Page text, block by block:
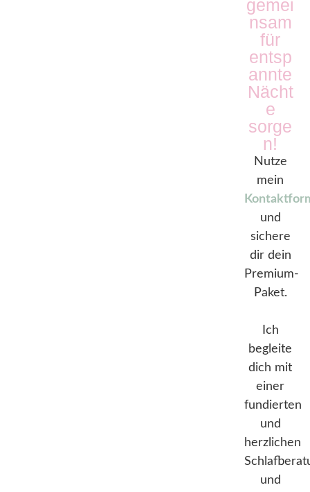
gemei
nsam
für
entsp
annte
Nächt
e
sorge
n!
Nutze
mein
und
sichere
dir dein
Premium-
Paket.
Ich
begleite
dich mit
einer
fundierten
und
herzlichen
und